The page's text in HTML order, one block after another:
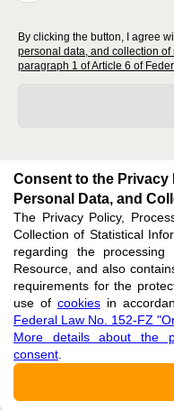
By clicking the button, I agree
personal data, and collection of
paragraph 1 of Article 6 of
620066, Sverdlovsk region,
office 1.
Consent to the Privacy
Personal Data, and
The Privacy Policy,
Collection of Statistical
regarding the
Resource, and also
requirements for the
use of cookiesin
Federal Law No. 152-FZ
More details about the
consent